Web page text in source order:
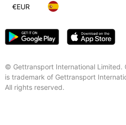
© Gettransport International Limited.
is trademark of Gettransport
All rights reserved.
€EUR